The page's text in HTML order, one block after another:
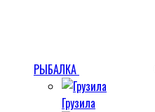
РЫБАЛКА
Грузила